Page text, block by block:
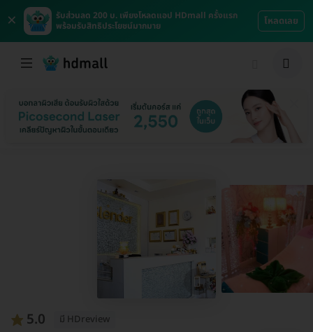
×
รับส่วนลด 200 บ. เพียงโหลดแอป HDmall ครั้งแรก
พร้อมรับสิทธิประโยชน์มากมาย
โหลดเลย
5.0 มี HDreview